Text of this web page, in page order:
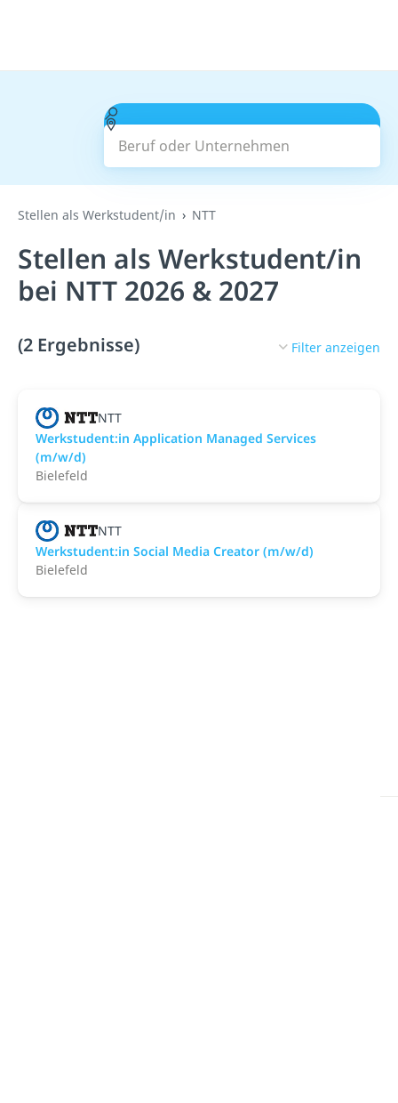
Beruf oder Unternehmen
Suchen
Stellen als Werkstudent/in NTT
Stellen als Werkstudent/in
bei NTT 2026 & 2027
(2 Ergebnisse) Filter anzeigen
NTT
Werkstudent:in Application Managed Services
(m/w/d)
Bielefeld
NTT
Werkstudent:in Social Media Creator (m/w/d)
Bielefeld